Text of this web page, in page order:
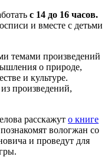
с 14 до 16 часов.
и вместе с детьми
темами произведений
о природе,
и культуре.
произведений,
расскажут о книге
вологжан со
и проведут для